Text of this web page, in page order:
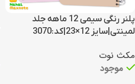
پلنر رنگی سیمی 12 ماهه جلد
لمینتی|سایز 12×23|کد:3070
مکث نوت
موجود